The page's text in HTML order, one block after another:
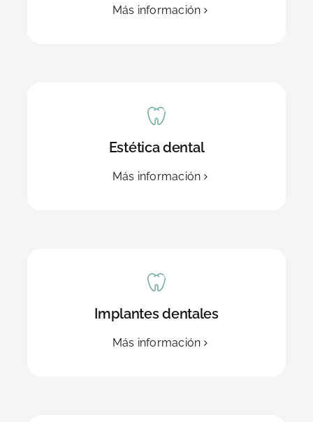
Más información
Estética dental
Más información
Implantes dentales
Más información